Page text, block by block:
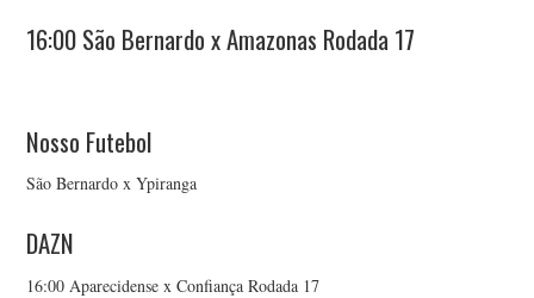
16:00 São Bernardo x Amazonas Rodada 17
Nosso Futebol
São Bernardo x Ypiranga
DAZN
16:00 Aparecidense x Confiança Rodada 17